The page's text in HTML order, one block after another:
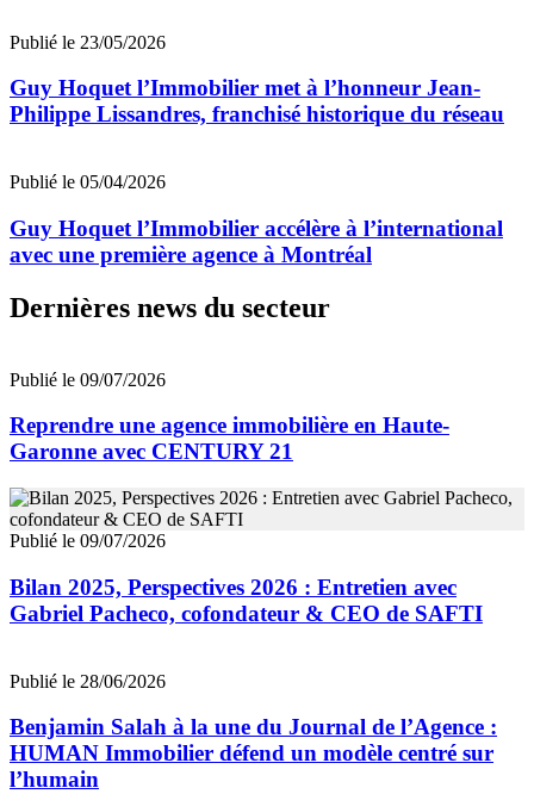
Publié le 23/05/2026
Guy Hoquet l’Immobilier met à l’honneur Jean-
Philippe Lissandres, franchisé historique du réseau
Publié le 05/04/2026
Guy Hoquet l’Immobilier accélère à l’international
avec une première agence à Montréal
Dernières news du secteur
Publié le 09/07/2026
Reprendre une agence immobilière en Haute-
Garonne avec CENTURY 21
Publié le 09/07/2026
Bilan 2025, Perspectives 2026 : Entretien avec
Gabriel Pacheco, cofondateur & CEO de SAFTI
Publié le 28/06/2026
Benjamin Salah à la une du Journal de l’Agence :
HUMAN Immobilier défend un modèle centré sur
l’humain